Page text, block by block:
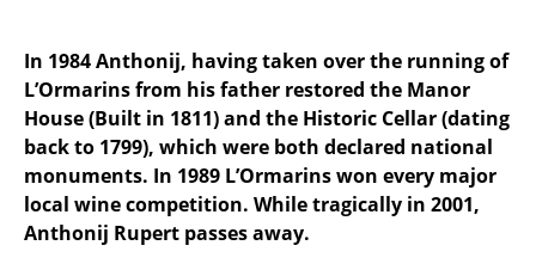
In 1984 Anthonij, having taken over the running of
L’Ormarins from his father restored the Manor
House (Built in 1811) and the Historic Cellar (dating
back to 1799), which were both declared national
monuments. In 1989 L’Ormarins won every major
local wine competition. While tragically in 2001,
Anthonij Rupert passes away.